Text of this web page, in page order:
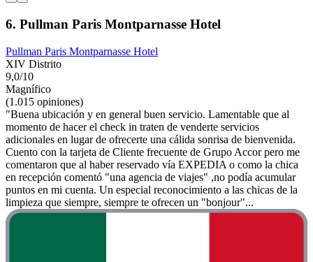
6. Pullman Paris Montparnasse Hotel
Pullman Paris Montparnasse Hotel
XIV Distrito
9,0/10
Magnífico
(1.015 opiniones)
"Buena ubicación y en general buen servicio. Lamentable que al
momento de hacer el check in traten de venderte servicios
adicionales en lugar de ofrecerte una cálida sonrisa de bienvenida.
Cuento con la tarjeta de Cliente frecuente de Grupo Accor pero me
comentaron que al haber reservado vía EXPEDIA o como la chica
en recepción comentó "una agencia de viajes" ,no podía acumular
puntos en mi cuenta. Un especial reconocimiento a las chicas de la
limpieza que siempre, siempre te ofrecen un "bonjour"...